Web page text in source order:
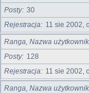
Posty 30
Rejestracja
11 sie 2002,
Ranga, Nazwa
Posty
128
Rejestracja
11 sie 2002,
Ranga, Nazwa